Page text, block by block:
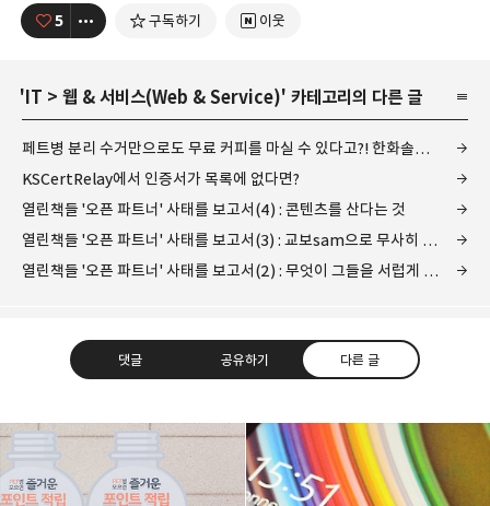
5 구독하기 이웃
'IT > 웹 & 서비스(Web & Service)' 카테고리의 다른 글
페트병 분리 수거만으로도 무료 커피를 마실 수 있다고?! 한화솔루션 X 오늘의 분리수거
KSCertRelay에서 인증서가 목록에 없다면?
열린책들 '오픈 파트너' 사태를 보고서(4) : 콘텐츠를 산다는 것
열린책들 '오픈 파트너' 사태를 보고서(3) : 교보sam으로 무사히 옮겼습니다.
열린책들 '오픈 파트너' 사태를 보고서(2) : 무엇이 그들을 서럽게 했는가?
댓글 공유하기 다른 글
레이니아